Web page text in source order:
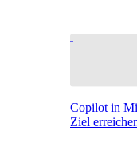
Copilot in
Ziel